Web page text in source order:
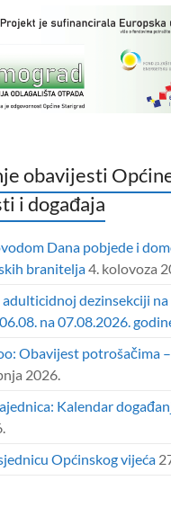
obavijesti
i događaja
Dana pobjede i
branitelja4. kolovoza
dezinsekciji
na 07.08.2026.
Obavijest potrošačima
2026.
Kalendar
Općinskog vijeća